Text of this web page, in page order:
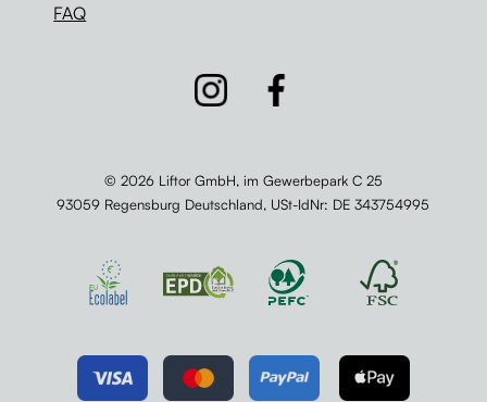
FAQ
© 2026 Liftor GmbH, im Gewerbepark C 25
93059 Regensburg Deutschland, USt-IdNr: DE 343754995